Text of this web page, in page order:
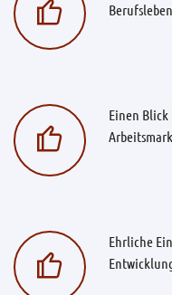
Berufsleben
Einen
Ehrliche